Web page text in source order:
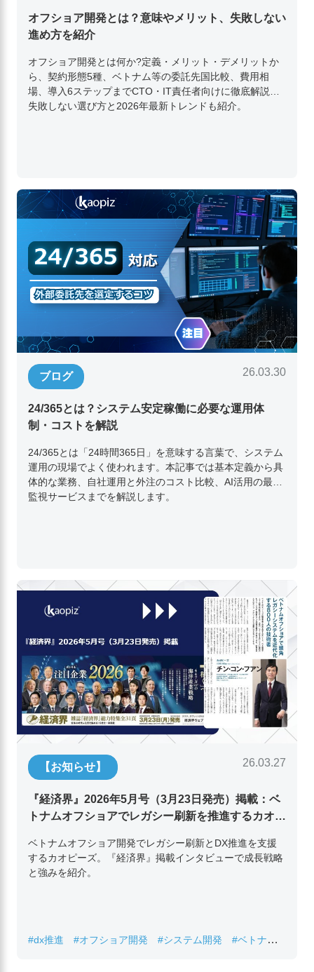
オフショア開発とは？意味やメリット、失敗しない
進め方を紹介
オフショア開発とは何か?定義・メリット・デメリットか
ら、契約形態5種、ベトナム等の委託先国比較、費用相
場、導入6ステップまでCTO・IT責任者向けに徹底解説。
失敗しない選び方と2026年最新トレンドも紹介。
ブログ 26.03.30
24/365とは？システム安定稼働に必要な運用体
制・コストを解説
24/365とは「24時間365日」を意味する言葉で、システム
運用の現場でよく使われます。本記事では基本定義から具
体的な業務、自社運用と外注のコスト比較、AI活用の最新
監視サービスまでを解説します。
【お知らせ】 26.03.27
『経済界』2026年5月号（3月23日発売）掲載：ベ
トナムオフショアでレガシー刷新を推進するカオピ
ベトナムオフショア開発でレガシー刷新とDX推進を支援
するカオピーズ。『経済界』掲載インタビューで成長戦略
と強みを紹介。
#dx推進 #オフショア開発 #システム開発
#ベトナムIT